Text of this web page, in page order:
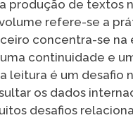
produção de textos
refere-se a
concentra-se
continuidade e
leitura é um desafio
os dados
desafios